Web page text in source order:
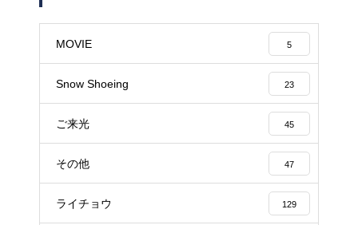
MOVIE 5
Snow Shoeing 23
ご来光 45
その他 47
ライチョウ 129